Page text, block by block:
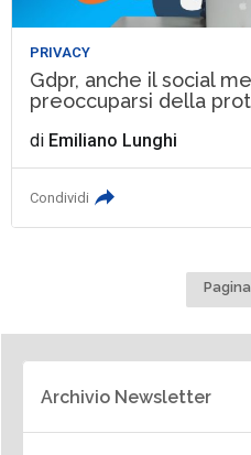
PRIVACY
Gdpr, anche il social
preoccuparsi della
di Emiliano Lunghi
Condividi
Archivio Newsletter